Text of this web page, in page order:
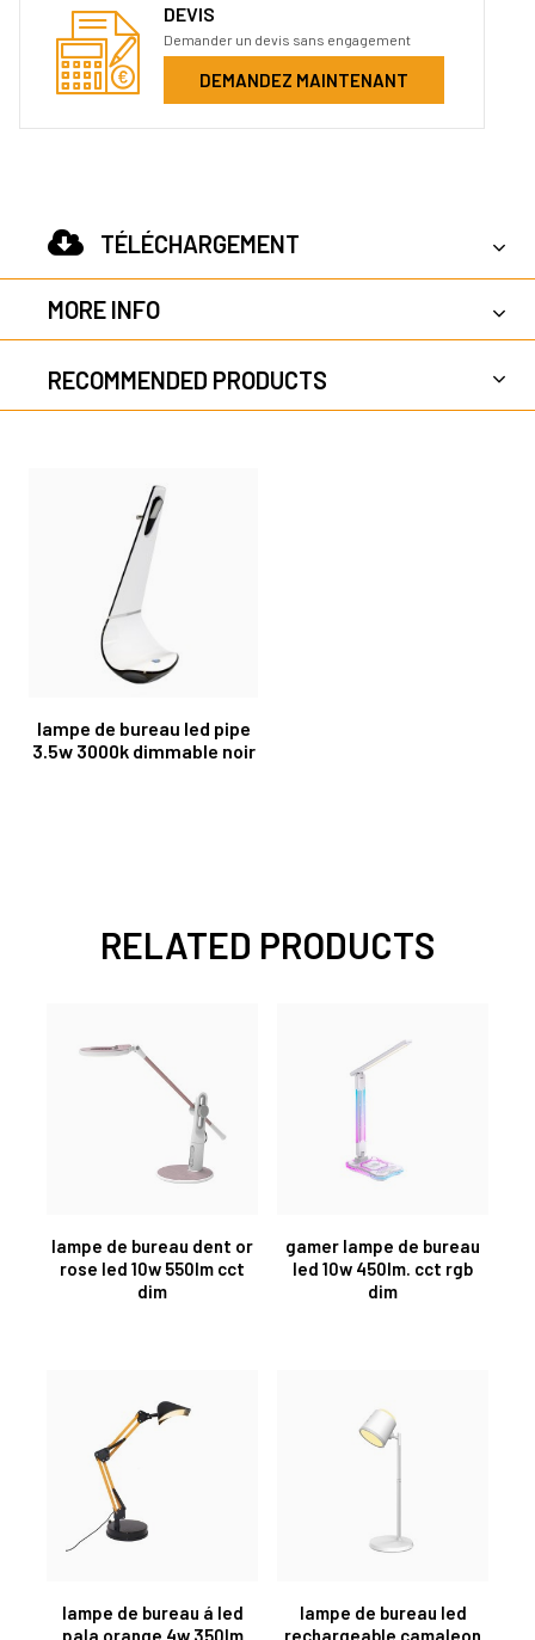
DEVIS
Demander un devis sans engagement
DEMANDEZ MAINTENANT
TÉLÉCHARGEMENT
MORE INFO
RECOMMENDED PRODUCTS
lampe de bureau led pipe
3.5w 3000k dimmable noir
RELATED PRODUCTS
lampe de bureau dent or
rose led 10w 550lm cct
dim
gamer lampe de bureau
led 10w 450lm. cct rgb
dim
lampe de bureau á led
pala orange 4w 350lm
lampe de bureau led
rechargeable camaleon